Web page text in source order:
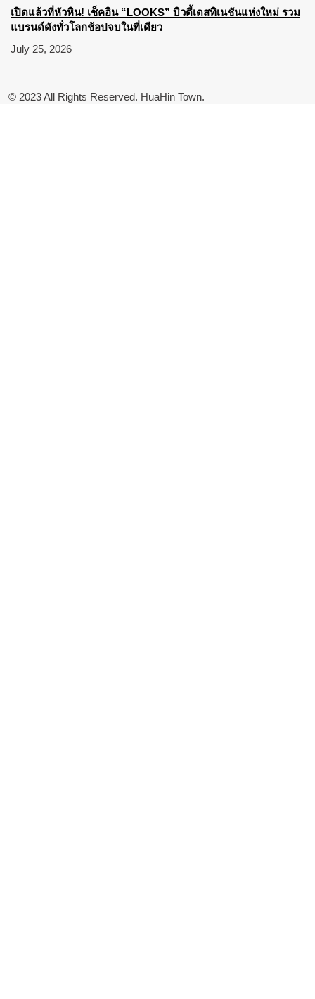
เปิดแล้วที่หัวหิน! เช็คอิน “LOOKS” บิวตี้เดสทิเนชันแห่งใหม่ รวม
แบรนด์ดังทั่วโลกช้อปจบในที่เดียว
July 25, 2026
© 2023 All Rights Reserved. HuaHin Town.